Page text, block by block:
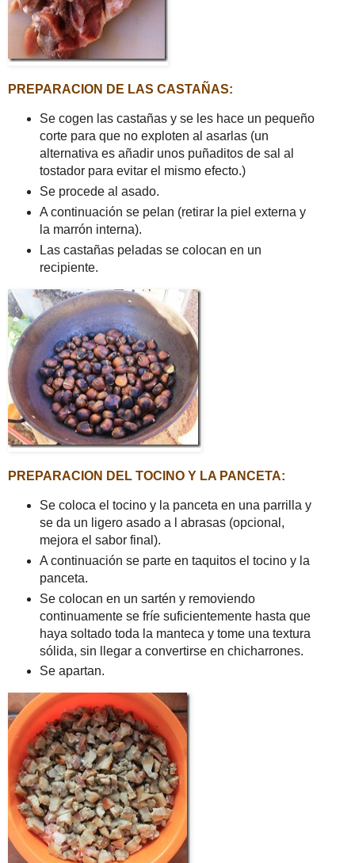
PREPARACION DE LAS CASTAÑAS:
Se cogen las castañas y se les hace un pequeño
corte para que no exploten al asarlas (un
alternativa es añadir unos puñaditos de sal al
tostador para evitar el mismo efecto.)
Se procede al asado.
A continuación se pelan (retirar la piel externa y
la marrón interna).
Las castañas peladas se colocan en un
recipiente.
PREPARACION DEL TOCINO Y LA PANCETA:
Se coloca el tocino y la panceta en una parrilla y
se da un ligero asado a l abrasas (opcional,
mejora el sabor final).
A continuación se parte en taquitos el tocino y la
panceta.
Se colocan en un sartén y removiendo
continuamente se fríe suficientemente hasta que
haya soltado toda la manteca y tome una textura
sólida, sin llegar a convertirse en chicharrones.
Se apartan.